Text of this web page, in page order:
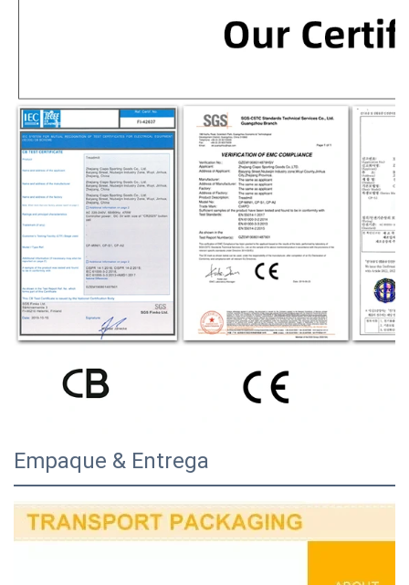
Empaque & Entrega